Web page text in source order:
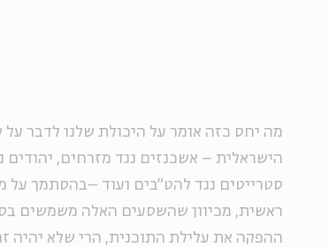
מה יחס כזה אומר על היכולת שלנו לדבר
הישראלית – אשכנזים נגד מזרחים, יהודים
סטרייטים נגד להט"בים ועוד –בהסתמך
ראשית, מכיוון שהשסעים האלה משמשים
ההפקה את עלילת התוכנית, הרי שלא יהיה